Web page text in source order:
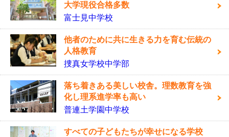
大学現役合格多数
富士見中学校
他者のために共に生きる力を育む伝統の
人格教育
捜真女学校中学部
落ち着きある美しい校舎。理数教育を強
化し理系進学率も高い
普連土学園中学校
すべての子どもたちが幸せになる学校